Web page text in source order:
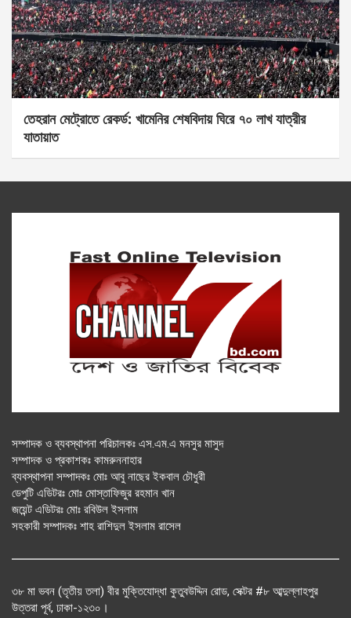
তেহরান মেট্রোতে রেকর্ড: খামেনির শেষবিদায় ঘিরে ৭০ লাখ যাত্রীর
যাতায়াত
সম্পাদক ও ব্যবস্থাপনা পরিচালকঃ এস.এম.এ মনসুর মাসুদ
সম্পাদক ও প্রকাশকঃ কামরুননাহার
ব্যবস্থাপনা সম্পাদকঃ মোঃ আবু নাছের ইকবাল চৌধুরী
ডেপুটি এডিটরঃ মোঃ মোস্তাফিজুর রহমান খান
জয়েন্ট এডিটরঃ মোঃ রবিউল ইসলাম
সহকারী সম্পাদকঃ শাহ রাশিদুল ইসলাম রাসেল
৩৮ মা ভবন (তৃতীয় তলা) বীর মুক্তিযোদ্ধা কুতুবউদ্দিন রোড, সেক্টর #৮ আব্দুল্লাহপুর
উত্তরা পূর্ব, ঢাকা-১২৩০।